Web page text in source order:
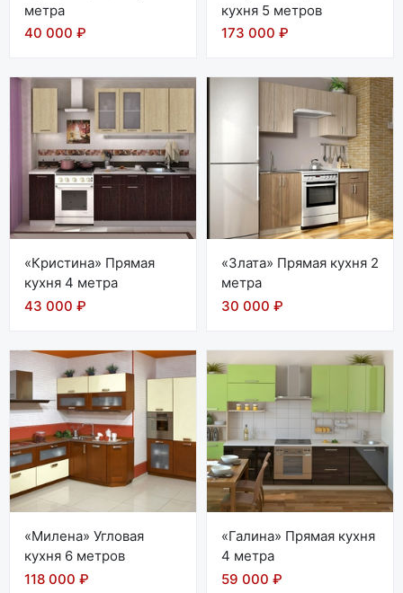
метра
40 000 ₽
кухня 5 метров
173 000 ₽
«Кристина» Прямая
кухня 4 метра
43 000 ₽
«Злата» Прямая кухня 2
метра
30 000 ₽
«Милена» Угловая
кухня 6 метров
118 000 ₽
«Галина» Прямая кухня
4 метра
59 000 ₽